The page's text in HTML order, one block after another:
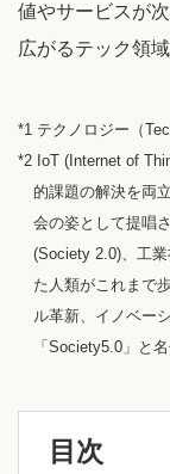
値やサービスが
広がるテック領
*1 テクノロジー（
*2 IoT (Internet of
的課題の解決を両
会の姿として提唱
(Society 2.0)、工
た人類がこれまで
ル革新、イノベー
「Society5.0」と
目次